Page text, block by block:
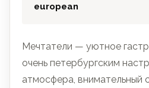
european
Мечтатели — уютное
очень петербургским
атмосфера, внимательный